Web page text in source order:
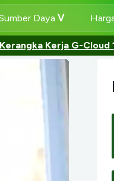
Daya
Kerja G-Cloud